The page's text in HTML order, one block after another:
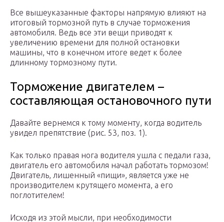
Все вышеуказанные факторы напрямую влияют на
итоговый тормозной путь в случае торможения
автомобиля. Ведь все эти вещи приводят к
увеличению времени для полной остановки
машины, что в конечном итоге ведет к более
длинному тормозному пути.
Торможение двигателем –
составляющая остановочного пути
Давайте вернемся к тому моменту, когда водитель
увидел препятствие (рис. 53, поз. 1).
Как только правая нога водителя ушла с педали газа,
двигатель его автомобиля начал работать тормозом!
Двигатель, лишенный «пищи», является уже не
производителем крутящего момента, а его
поглотителем!
Исходя из этой мысли, при необходимости